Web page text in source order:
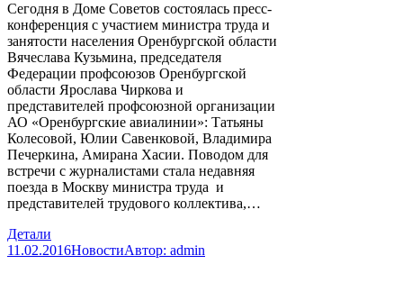
Сегодня в Доме Советов состоялась пресс-
конференция с участием министра труда и
занятости населения Оренбургской области
Вячеслава Кузьмина, председателя
Федерации профсоюзов Оренбургской
области Ярослава Чиркова и
представителей профсоюзной организации
АО «Оренбургские авиалинии»: Татьяны
Колесовой, Юлии Савенковой, Владимира
Печеркина, Амирана Хасии. Поводом для
встречи с журналистами стала недавняя
поезда в Москву министра труда и
представителей трудового коллектива,…
Детали
11.02.2016НовостиАвтор: admin